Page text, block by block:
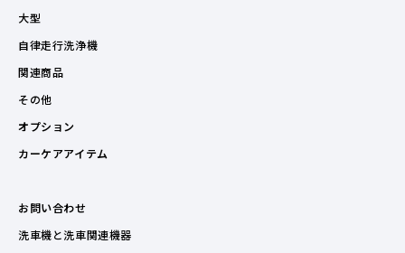
大型
自律走行洗浄機
関連商品
その他
オプション
カーケアアイテム
お問い合わせ
洗車機と洗車関連機器